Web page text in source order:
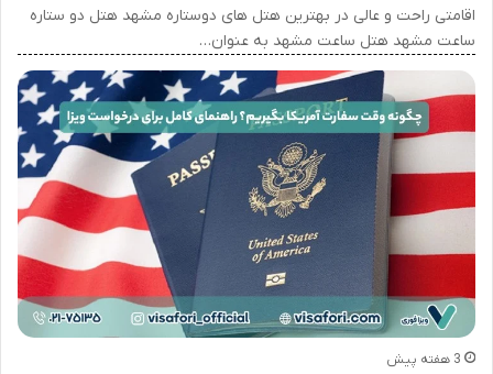
اقامتی راحت و عالی در بهترین هتل های دوستاره مشهد هتل دو ستاره
ساعت مشهد هتل ساعت مشهد به عنوان…
3 هفته پیش